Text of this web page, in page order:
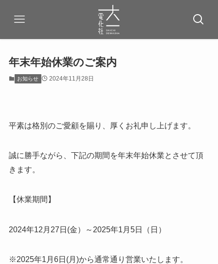
年末年始休業のご案内
お知らせ 2024年11月28日
平素は格別のご愛顧を賜り、厚くお礼申し上げます。
誠に勝手ながら、下記の期間を年末年始休業とさせて頂
きます。
【休業期間】
2024年12月27日(金）～2025年1月5日（日）
※2025年1月6日(月)から通常通り営業いたします。